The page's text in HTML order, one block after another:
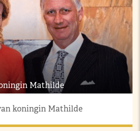
Mathilde
koningin Mathilde